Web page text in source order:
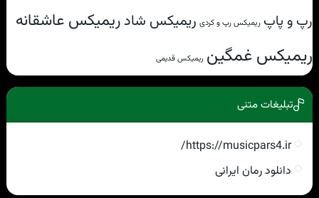
رپ و پاپ ریمیکس رپ و کردی ریمیکس شادریمیکس عاشقانه
ریمیکس غمگین ریمیکس قدیمی
تبلیغات متنی
https://musicpars4.ir/
دانلود رمان ایرانی